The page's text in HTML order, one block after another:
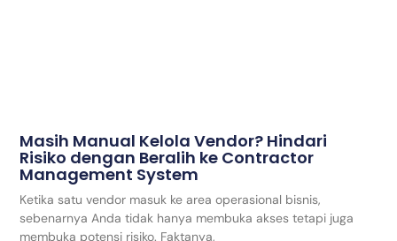
Masih Manual Kelola Vendor? Hindari
Risiko dengan Beralih ke Contractor
Management System
Ketika satu vendor masuk ke area operasional bisnis,
sebenarnya Anda tidak hanya membuka akses tetapi juga
membuka potensi risiko. Faktanya,